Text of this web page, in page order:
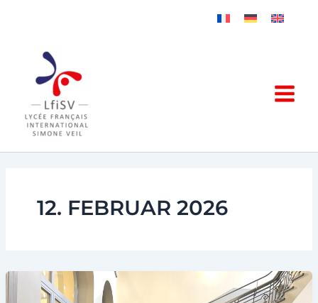
12. FEBRUAR 2026